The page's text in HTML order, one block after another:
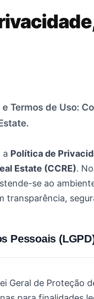
Termos de Uso:
a Política de
Estate (CCRE).
se ao
transparência,
Pessoais
Geral de Proteção